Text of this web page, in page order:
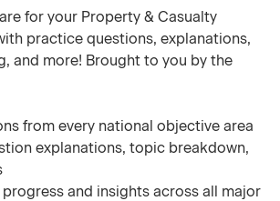
for your Property & Casualty
practice questions, explanations,
and more! Brought to you by the
from every national objective area
explanations, topic breakdown,
and insights across all major